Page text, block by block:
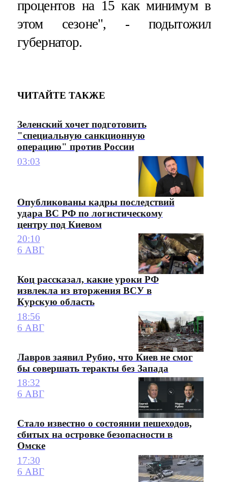
процентов на 15 как минимум в
этом сезоне", - подытожил
губернатор.
ЧИТАЙТЕ ТАКЖЕ
Зеленский хочет подготовить
"специальную санкционную
операцию" против России
03:03
Опубликованы кадры последствий
удара ВС РФ по логистическому
центру под Киевом
20:10
6 АВГ
Коц рассказал, какие уроки РФ
извлекла из вторжения ВСУ в
Курскую область
18:56
6 АВГ
Лавров заявил Рубио, что Киев не смог
бы совершать теракты без Запада
18:32
6 АВГ
Стало известно о состоянии пешеходов,
сбитых на островке безопасности в
Омске
17:30
6 АВГ